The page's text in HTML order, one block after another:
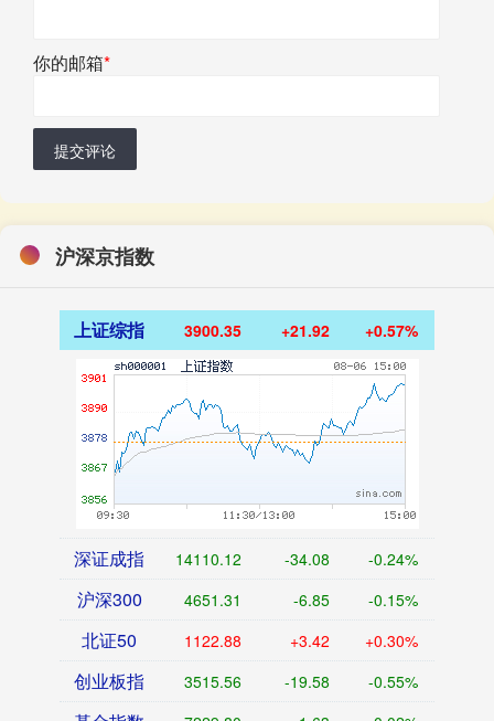
你的邮箱*
提交评论
沪深京指数
上证综指 3900.35 +21.92 +0.57%
深证成指 14110.12 -34.08 -0.24%
沪深300 4651.31 -6.85 -0.15%
北证50 1122.88 +3.42 +0.30%
创业板指 3515.56 -19.58 -0.55%